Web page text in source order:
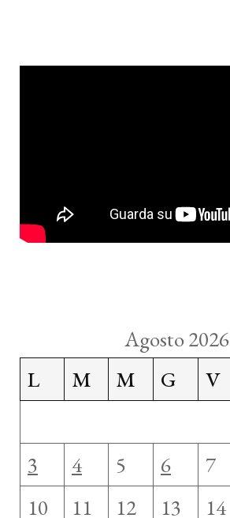
Agosto 2026
L
M M G V
3
4 5 6 7
10
11 12 13 14